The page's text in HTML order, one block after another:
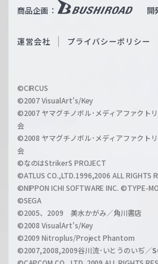
ß
c
a
r
z
商品企画： 開
b
O
i
l
h
a
n
l
運営会社 プライバシーポリシー
©CIRCUS
©2007 VisualArt's/Key
©2007 ヤマグチノボル･メディアファクト
会
©2008 ヤマグチノボル･メディアファクト
会
©なのはStrikerS PROJECT
©ATLUS CO.,LTD.1996,2006 ALL RIGHTS
©NIPPON ICHI SOFTWARE INC. ©TYPE-
©SEGA
©2005、2009 美水かがみ／角川書店
©2008 VisualArt's/Key
©2009 Nitroplus/Project Phantom
©2007,2008,2009谷川流･いとうのいぢ／